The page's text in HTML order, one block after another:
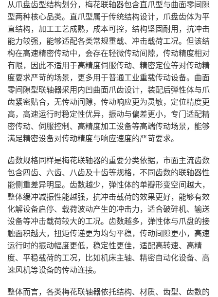
从爪盘齿型结构划分，梅花联轴器包含直爪型与曲面零间隙
型两种核心品类。直爪型属于传统结构设计，爪盘齿体为平
直结构，加工工艺成熟，成本可控，结构坚固耐用，抗冲击
能力较强，能够适配各类常规重载、冲击载荷工况。但该结
构在高速精密传动中，会存在轻微传动间隙，传动精度相对
有限，因此不适用于高精度伺服传动、精密定位等对传动精
度要求严苛的场景，更多用于普通工业重载传动设备。曲面
零间隙型联轴器采用内凹曲面爪齿设计，装配后弹性体与爪
齿紧密贴合，无传动间隙，传动响应更为灵敏，定位精度更
高，高速运行时稳定性优异，振动与偏差更小，专门适配精
密传动、伺服控制、高精度加工设备等高端传动场景，能够
满足精密设备对传动精度与响应速度的严苛要求。
齿数规格同样是梅花联轴器的重要分类依据，市面主流齿数
包含四齿、六齿、八齿及十齿等规格，不同齿数的联轴器性
能侧重差异明显。齿数越少，弹性体的单瓣形变空间越大，
整体缓冲减振性能越强，抗冲击载荷的效果更好，能够有效
化解设备启停、载荷波动产生的冲击力，适合破碎机、输送
设备等冲击载荷较大的工况。齿数越多，弹性体与爪盘的接
触面积越大，扭矩传递更为均匀平稳，传动间隙更小，高速
运行时的振动幅度更低，稳定性更佳，适配高转速、高精
度、平稳载荷的工况，比如机床主轴、精密自动化设备、高
速风机等设备的传动连接。
整体而言，各类梅花联轴器依托结构、材质、齿型、齿数的